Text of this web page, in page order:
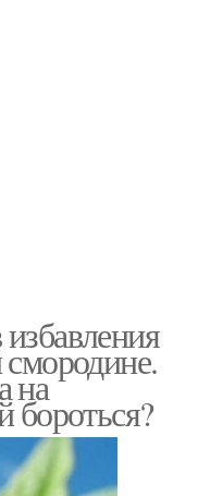
смородине.
на
бороться?